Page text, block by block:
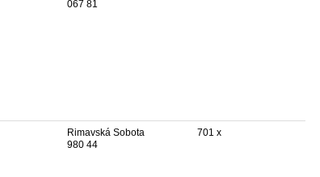
067 81
Rimavská Sobota
980 44
701 x